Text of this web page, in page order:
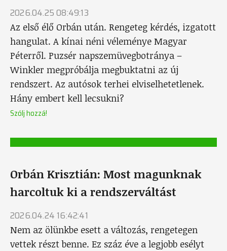
2026.04.25 08:49:13
Az első élő Orbán után. Rengeteg kérdés, izgatott
hangulat. A kínai néni véleménye Magyar
Péterről. Puzsér napszemüvegbotránya –
Winkler megpróbálja megbuktatni az új
rendszert. Az autósok terhei elviselhetetlenek.
Hány embert kell lecsukni?
Szólj hozzá!
Orbán Krisztián: Most magunknak
harcoltuk ki a rendszerváltást
2026.04.24 16:42:41
Nem az ölünkbe esett a változás, rengetegen
vettek részt benne. Ez száz éve a legjobb esélyt